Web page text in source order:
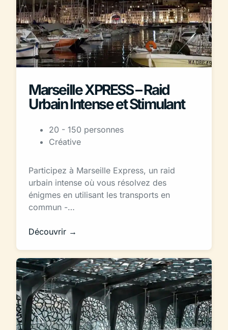
Marseille XPRESS – Raid
Urbain Intense et Stimulant
20 - 150 personnes
Créative
Participez à Marseille Express, un raid
urbain intense où vous résolvez des
énigmes en utilisant les transports en
commun -…
Découvrir →